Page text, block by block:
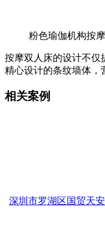
粉色瑜伽机构按
按摩双人床的设计不仅
精心设计的条纹墙体，
相关案例
深圳市罗湖区国贸天